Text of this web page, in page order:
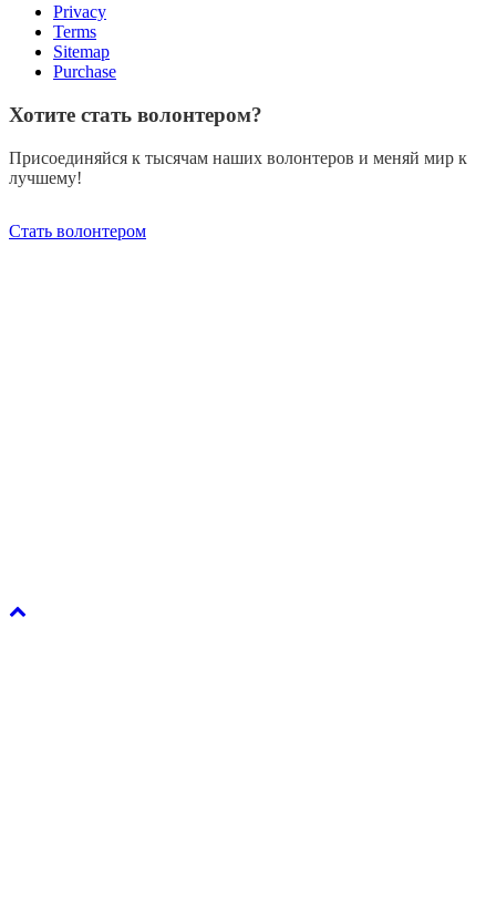
Privacy
Terms
Sitemap
Purchase
Хотите стать волонтером?
Присоединяйся к тысячам наших волонтеров и меняй мир к
лучшему!
Стать волонтером